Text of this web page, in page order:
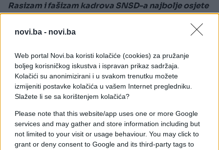
novi.ba - novi.ba
Web portal Novi.ba koristi kolačiće (cookies) za pružanje
boljeg korisničkog iskustva i ispravan prikaz sadržaja.
Kolačići su anonimizirani i u svakom trenutku možete
izmijeniti postavke kolačića u vašem Internet pregledniku.
Slažete li se sa korištenjem kolačića?
Please note that this website/app uses one or more Google
services and may gather and store information including but
not limited to your visit or usage behaviour. You may click to
grant or deny consent to Google and its third-party tags to
Rasizam i fašizam kadrova SNSD-a najbolje osjete
povratnici u entitetu RS, koji su targetirani i
ugrožavani, osporava im se pravo na rad, pravo na
još jedan u plejadi Dodikovih običnih korisnih
idiota, koji iza mržnje i predrasuda pokušavaju
sakriti apsolutnu propast svoje politike i beznađe
u koje su odveli svoje glasače.
Od te politike korist imaju samo najuži krugovi
Dodikovih saradnika, dok narod drže u stanju
političke, ekonomske i policijske potčinjenosti,
baš kao i njihovi idoli u nacističkoj Njemačkoj"